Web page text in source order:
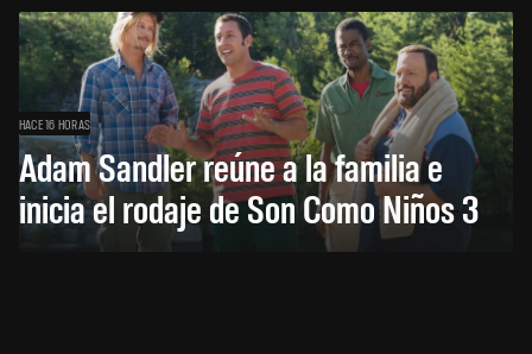
HACE 16 HORAS
Adam Sandler reúne a la familia e
inicia el rodaje de Son Como Niños 3